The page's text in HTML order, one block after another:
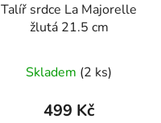
Talíř srdce La Majorelle
žlutá 21.5 cm
Skladem (2 ks)
499 Kč